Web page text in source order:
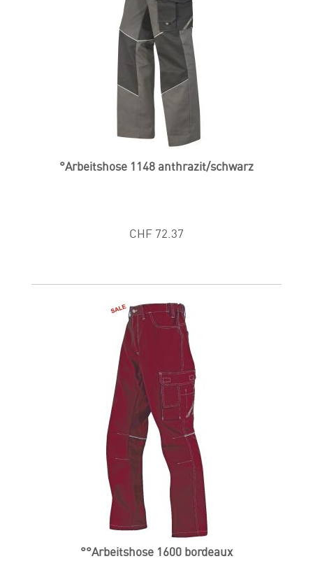
°Arbeitshose 1148 anthrazit/schwarz
CHF 72.37
°°Arbeitshose 1600 bordeaux